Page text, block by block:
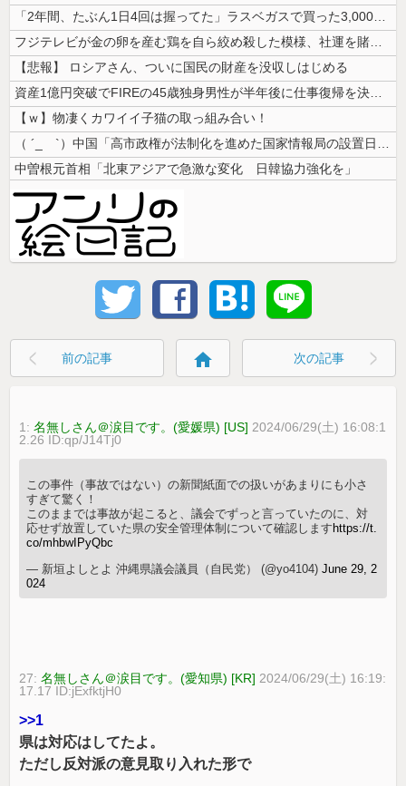
「2年間、たぶん1日4回は握ってた」ラスベガスで買った3,000円のキ...
フジテレビが金の卵を産む鶏を自ら絞め殺した模様、社運を賭けたドル箱コン...
【悲報】 ロシアさん、ついに国民の財産を没収しはじめる
資産1億円突破でFIREの45歳独身男性が半年後に仕事復帰を決意した「...
【ｗ】物凄くカワイイ子猫の取っ組み合い！
（ ´_ゝ`）中国「高市政権が法制化を進めた国家情報局の設置日が7月3...
中曽根元首相「北東アジアで急激な変化 日韓協力強化を」
前の記事 home 次の記事
1:名無しさん＠涙目です。(愛媛県) [US] 2024/06/29(土) 16:08:1
2.26 ID:qp/J14Tj0
この事件（事故ではない）の新聞紙面での扱いがあまりにも小さ
すぎて驚く！
このままでは事故が起こると、議会でずっと言っていたのに、対
応せず放置していた県の安全管理体制について確認します https://t.
co/mhbwIPyQbc
— 新垣よしとよ 沖縄県議会議員（自民党） (@yo4104)June 29, 2
024
27:名無しさん＠涙目です。(愛知県) [KR] 2024/06/29(土) 16:19:
17.17 ID:jExfktjH0
>>1
県は対応はしてたよ。
ただし反対派の意見取り入れた形で